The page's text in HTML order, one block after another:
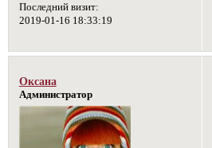
Последний визит:
2019-01-16 18:33:19
Оксана
Администратор